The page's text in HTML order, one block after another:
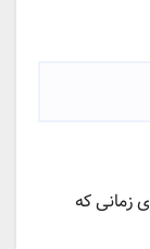
زمانی که